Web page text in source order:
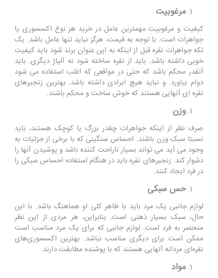
مرغوبیت
کیفیت و مرغوبیت مهمترین عامل در خرید هر نوع اکسسوری یا
جواهرات است. با توجه به قیمت، هرگز نباید تنها عامل باشد. یک
تکه جواهرات نقره قبل از اینکه به این عنوان برند شود باید کیفیت
خوبی داشته باشد. باید از نقره ساخته شود نه آلیاژ دیگری. باید
آنقدر محکم باشد که حتی در مواقعی که اغلب استفاده می شود
دوام بیاورد. و نباید هیچ ایرادی داشته باشد. بهترین زنجیرهای
نقره ای آنهایی هستند که خوش ساخت و محکم باشند.
وزن
صرف نظر از اینکه جواهرات چقدر بزرگ یا کوچک هستند، باید
نسبتا سبک وزن باشند. احساس سنگینی که با برخی از جزئیات به
وجود می آید می تواند بسیار ناراحت کننده باشد و پوشیدن آنها را
دشوار کند. زنجیرهای نقره باید در هنگام استفاده احساس سبکی را
در فرد ایجاد کنند.
حس سبکی
لوازم جانبی یک مرد باید با ظاهر کلی او هماهنگ باشد. با این
حال، سبک بسیار ذهنی است. بنابراین، هر مردی از این نظر
منحصر به فرد است. لوازم جانبی که برای یک مرد مناسب است
ممکن است برای دیگری مناسب نباشد. بهترین اکسسوری‌های
نقره‌ای مردانه آنهایی هستند که با پوشنده مطابقت دارند.
مواد